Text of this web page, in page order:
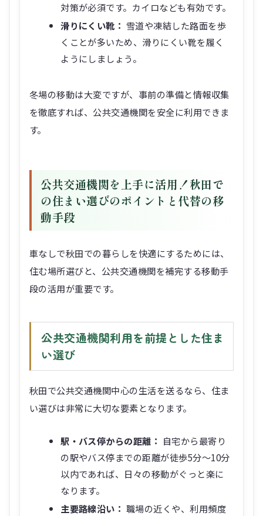
対策が必須です。カイロなども有効です。
滑りにくい靴： 雪道や凍結した路面を歩
くことが多いため、滑りにくい靴を履く
ようにしましょう。
冬場の移動は大変ですが、事前の準備と情報収集
を徹底すれば、公共交通機関を安全に利用できま
す。
公共交通機関を上手に活用！秋田で
の住まい選びのポイントと代替の移
動手段
車なしで秋田での暮らしを快適にするためには、
住む場所選びと、公共交通機関を補完する移動手
段の活用が重要です。
公共交通機関利用を前提とした住ま
い選び
秋田で公共交通機関中心の生活を送るなら、住ま
い選びは非常に大切な要素となります。
駅・バス停からの距離： 自宅から最寄り
の駅やバス停までの距離が徒歩5分〜10分
以内であれば、日々の移動がぐっと楽に
なります。
主要路線沿い： 職場の近くや、利用頻度